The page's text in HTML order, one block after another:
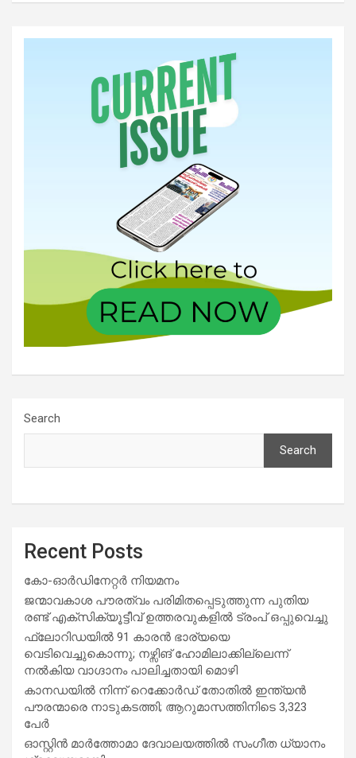
Search
Search
Recent Posts
കോ-ഓർഡിനേറ്റർ നിയമനം
ജന്മാവകാശ പൗരത്വം പരിമിതപ്പെടുത്തുന്ന പുതിയ
രണ്ട് എക്സിക്യൂട്ടീവ് ഉത്തരവുകളിൽ ട്രംപ് ഒപ്പുവെച്ചു
ഫ്ലോറിഡയിൽ 91 കാരൻ ഭാര്യയെ
വെടിവെച്ചുകൊന്നു; നഴ്സിങ് ഹോമിലാക്കില്ലെന്ന്
നൽകിയ വാഗ്ദാനം പാലിച്ചതായി മൊഴി
കാനഡയിൽ നിന്ന് റെക്കോർഡ് തോതിൽ ഇന്ത്യൻ
പൗരന്മാരെ നാടുകടത്തി; ആറുമാസത്തിനിടെ 3,323
പേർ
ഓസ്റ്റിൻ മാർത്തോമാ ദേവാലയത്തിൽ സംഗീത ധ്യാനം